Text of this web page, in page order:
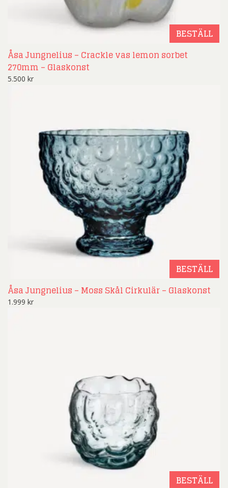
BESTÄLL
Åsa Jungnelius – Crackle vas lemon sorbet
270mm – Glaskonst
5.500 kr
BESTÄLL
Åsa Jungnelius – Moss Skål Cirkulär – Glaskonst
1.999 kr
BESTÄLL